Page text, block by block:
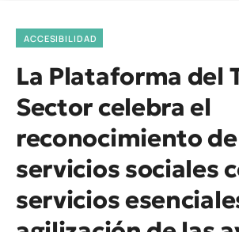
ACCESIBILIDAD
La Plataforma del
Sector celebra el
reconocimiento
servicios sociales
servicios